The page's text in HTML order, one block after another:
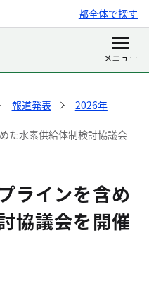
都全体で探す
報道発表
2026年
た水素供給体制検討協議会
ラインを含め
協議会を開催